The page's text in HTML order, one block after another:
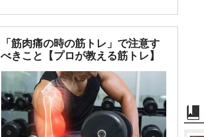
「筋肉痛の時の筋トレ」で注意す
べきこと【プロが教える筋トレ】